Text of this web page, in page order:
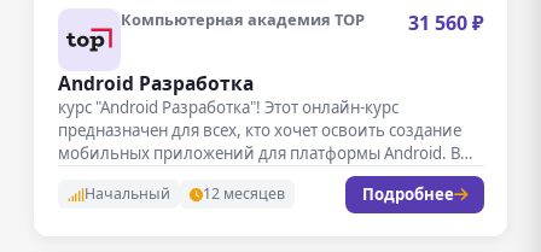
Компьютерная академия TOP 31 560 ₽
Android Разработка
курс "Android Разработка"! Этот онлайн-курс
предназначен для всех, кто хочет освоить создание
мобильных приложений для платформы Android. В…
Начальный 12 месяцев Подробнее